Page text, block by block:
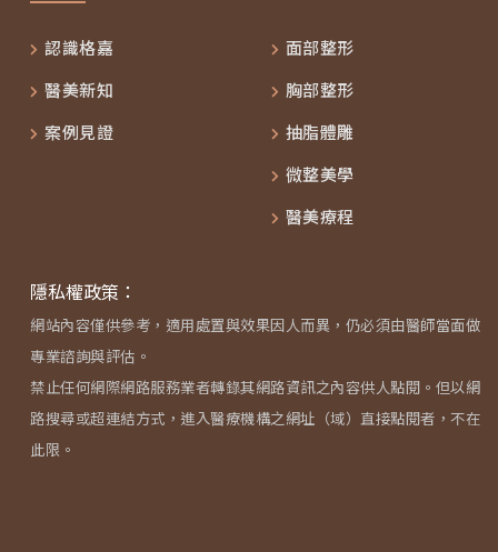
認識格嘉
醫美新知
案例見證
面部整形
胸部整形
抽脂體雕
微整美學
醫美療程
隱私權政策：
網站內容僅供參考，適用處置與效果因人而異，仍必須由醫師當面做
專業諮詢與評估。
禁止任何網際網路服務業者轉錄其網路資訊之內容供人點閱。但以網
路搜尋或超連結方式，進入醫療機構之網址（域）直接點閱者，不在
此限。